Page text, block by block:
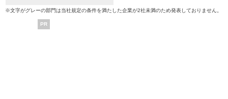
※文字がグレーの部門は当社規定の条件を満たした企業が2社未満のため発表しておりません。
PR